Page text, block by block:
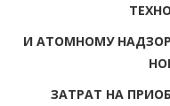
И АТОМНОМУ
ЗАТРАТ НА